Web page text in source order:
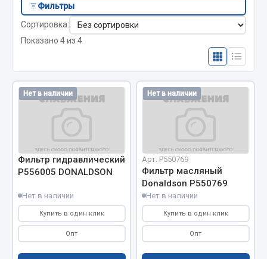
ЦЕПИ РОССИЯ
ЦЕПИ BOHU (Китай)
Изготовление цепей на колеса BOHU
Весь раздел
Автономные воздушные отопители
Жидкостные подогреватели
Подогреватели тосола
Весь раздел
Фильтры
Сортировка:
Показано 4 из 4
Нет в наличии
Фильтр гидравлический
P556005 DONALDSON
Нет в наличии
Купить в один клик
Опт
Нет в наличии
Арт. Р550769
Фильтр масляный
Donaldson Р550769
Нет в наличии
Купить в один клик
Опт